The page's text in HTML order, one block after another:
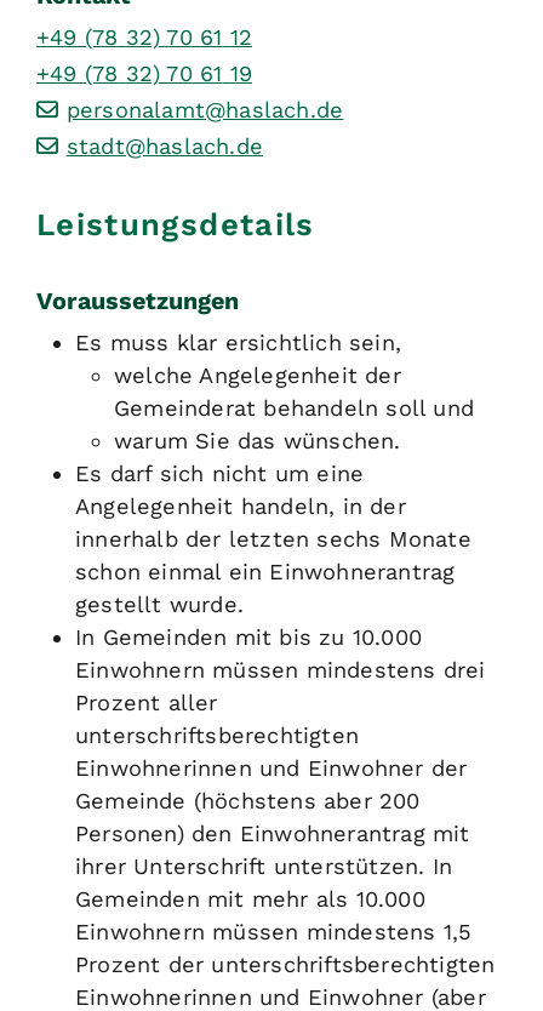
+49 (78 32) 70 61 12
+49 (78 32) 70 61 19
personalamt@haslach.de
stadt@haslach.de
Leistungsdetails
Voraussetzungen
Es muss klar ersichtlich sein,
welche Angelegenheit der
Gemeinderat behandeln soll und
warum Sie das wünschen.
Es darf sich nicht um eine
Angelegenheit handeln, in der
innerhalb der letzten sechs Monate
schon einmal ein Einwohnerantrag
gestellt wurde.
In Gemeinden mit bis zu 10.000
Einwohnern müssen mindestens drei
Prozent aller
unterschriftsberechtigten
Einwohnerinnen und Einwohner der
Gemeinde (höchstens aber 200
Personen) den Einwohnerantrag mit
ihrer Unterschrift unterstützen. In
Gemeinden mit mehr als 10.000
Einwohnern müssen mindestens 1,5
Prozent der unterschriftsberechtigten
Einwohnerinnen und Einwohner (aber